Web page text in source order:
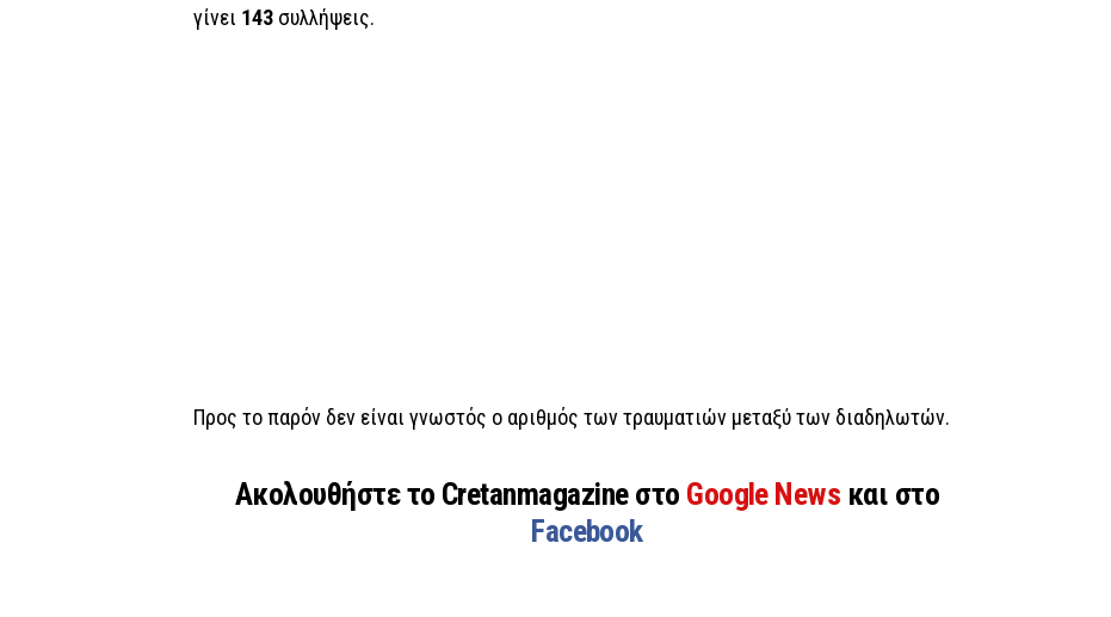
γίνει 143 συλλήψεις.
Προς το παρόν δεν είναι γνωστός ο αριθμός των τραυματιών μεταξύ των διαδηλωτών.
Ακολουθήστε το Cretanmagazine στο Google News και στο
Facebook